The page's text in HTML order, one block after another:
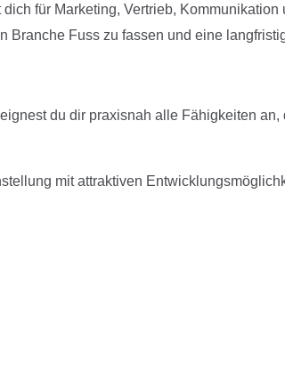
für Marketing, Vertrieb,
Branche Fuss zu fassen und eine
du dir praxisnah alle Fähigkeiten
mit attraktiven